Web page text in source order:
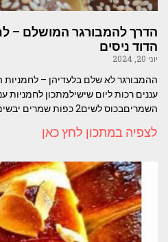
הדרך להמבורגר המושלם –
הדוד ניסים
יוני 20, 2024
ההמבורגר לא שלם בלעדיהן – לחמניות
עננים רכות ליום שישילמתכון לחמניות
השמריםבכוס לשים2 כפות שמרים יבשיםכפית סוכרחצי כוס מי
לצפיה במתכון לחץ כאן